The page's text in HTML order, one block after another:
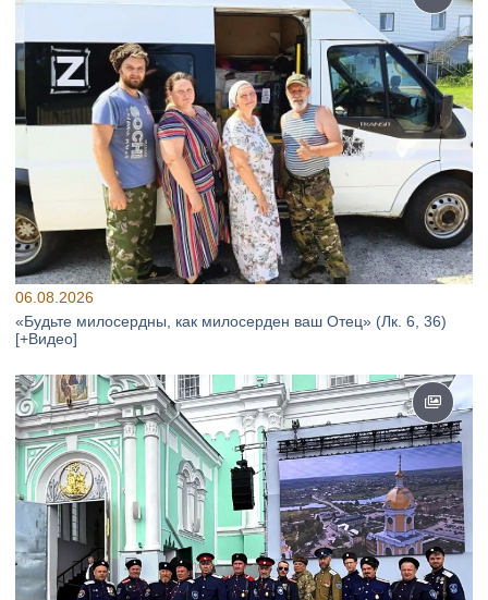
06.08.2026
«Будьте милосердны, как милосерден ваш Отец» (Лк. 6, 36)
[+Видео]